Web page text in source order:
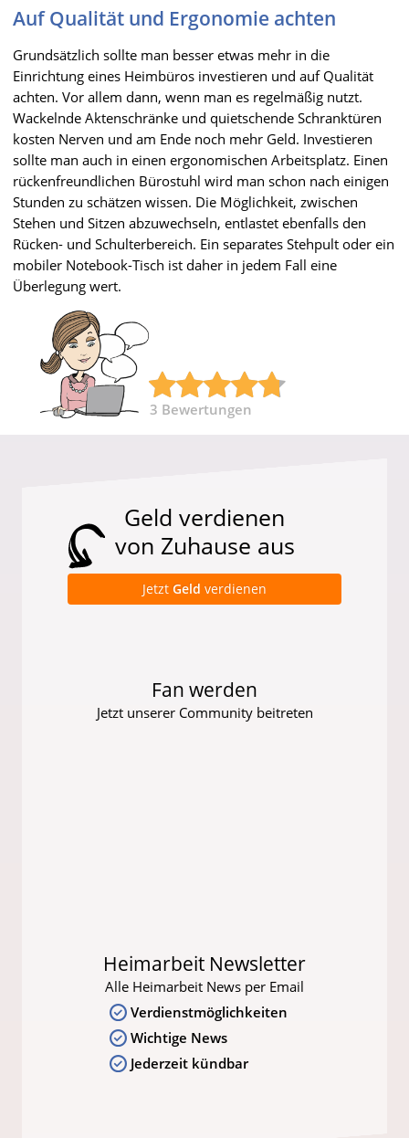
Auf Qualität und Ergonomie achten
Grundsätzlich sollte man besser etwas mehr in die
Einrichtung eines Heimbüros investieren und auf Qualität
achten. Vor allem dann, wenn man es regelmäßig nutzt.
Wackelnde Aktenschränke und quietschende Schranktüren
kosten Nerven und am Ende noch mehr Geld. Investieren
sollte man auch in einen ergonomischen Arbeitsplatz. Einen
rückenfreundlichen Bürostuhl wird man schon nach einigen
Stunden zu schätzen wissen. Die Möglichkeit, zwischen
Stehen und Sitzen abzuwechseln, entlastet ebenfalls den
Rücken- und Schulterbereich. Ein separates Stehpult oder ein
mobiler Notebook-Tisch ist daher in jedem Fall eine
Überlegung wert.
3 Bewertungen
Geld verdienen
von Zuhause aus
Jetzt Geld verdienen
Fan werden
Jetzt unserer Community beitreten
Heimarbeit Newsletter
Alle Heimarbeit News per Email
Verdienstmöglichkeiten
Wichtige News
Jederzeit kündbar